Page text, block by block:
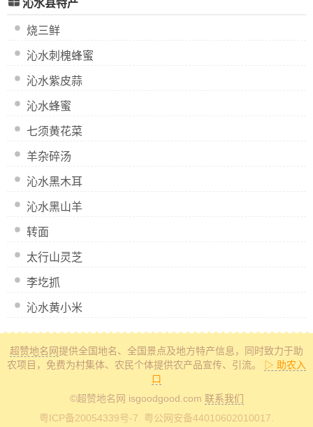
沁水县特产
烧三鲜
沁水刺槐蜂蜜
沁水紫皮蒜
沁水蜂蜜
七须黄花菜
羊杂碎汤
沁水黑木耳
沁水黑山羊
转面
太行山灵芝
李圪抓
沁水黄小米
超赞地名网提供全国地名、全国景点及地方特产信息，同时致力于助
农项目，免费为村集体、农民个体提供农产品宣传、引流。
▷ 助农入
口
©超赞地名网 isgoodgood.com 联系我们
粤ICP备20054339号-7. 粤公网安备44010602010017.